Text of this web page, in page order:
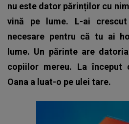
nu este dator părinților cu
vină pe lume. L-ai
necesare pentru că tu ai
lume. Un părinte are
copiilor mereu. La început
Oana a luat-o pe ulei tare.